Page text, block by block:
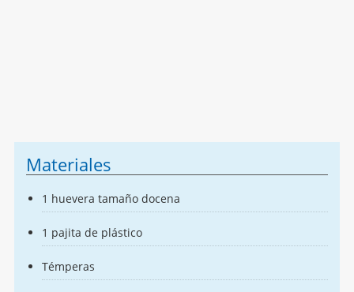
Materiales
1 huevera tamaño docena
1 pajita de plástico
Témperas